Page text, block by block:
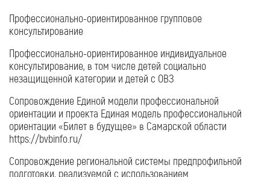
Профессионально-ориентированное групповое
консультирование
Профессионально-ориентированное индивидуальное
консультирование, в том числе детей социально
незащищенной категории и детей с ОВЗ
Сопровождение Единой модели профессиональной
ориентации и проекта Единая модель профессиональной
ориентации «Билет в будущее» в Самарской области
https://bvbinfo.ru/
Сопровождение региональной системы предпрофильной
подготовки, реализуемой с использованием